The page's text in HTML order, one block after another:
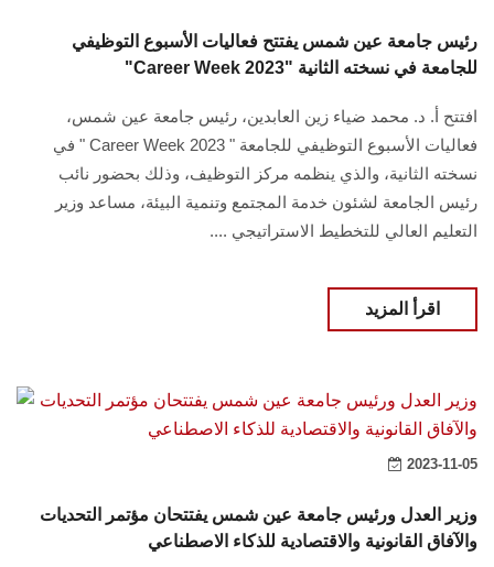
تواصل معنا
سجل الان
رئيس جامعة عين شمس يفتتح فعاليات الأسبوع التوظيفي
"Career Week 2023" للجامعة في نسخته الثانية
افتتح أ. د. محمد ضياء زين العابدين، رئيس جامعة عين شمس،
فعاليات الأسبوع التوظيفي للجامعة " Career Week 2023 " في
نسخته الثانية، والذي ينظمه مركز التوظيف، وذلك بحضور نائب
رئيس الجامعة لشئون خدمة المجتمع وتنمية البيئة، مساعد وزير
التعليم العالي للتخطيط الاستراتيجي ....
اقرأ المزيد
2023-11-05
وزير العدل ورئيس جامعة عين شمس يفتتحان مؤتمر التحديات
والآفاق القانونية والاقتصادية للذكاء الاصطناعي